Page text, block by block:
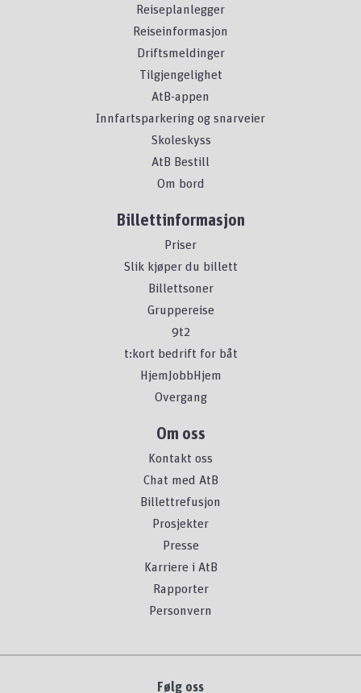
Reiseplanlegger
Reiseinformasjon
Driftsmeldinger
Tilgjengelighet
AtB-appen
Innfartsparkering og snarveier
Skoleskyss
AtB Bestill
Om bord
Billettinformasjon
Priser
Slik kjøper du billett
Billettsoner
Gruppereise
9t2
t:kort bedrift for båt
HjemJobbHjem
Overgang
Om oss
Kontakt oss
Chat med AtB
Billettrefusjon
Prosjekter
Presse
Karriere i AtB
Rapporter
Personvern
Følg oss